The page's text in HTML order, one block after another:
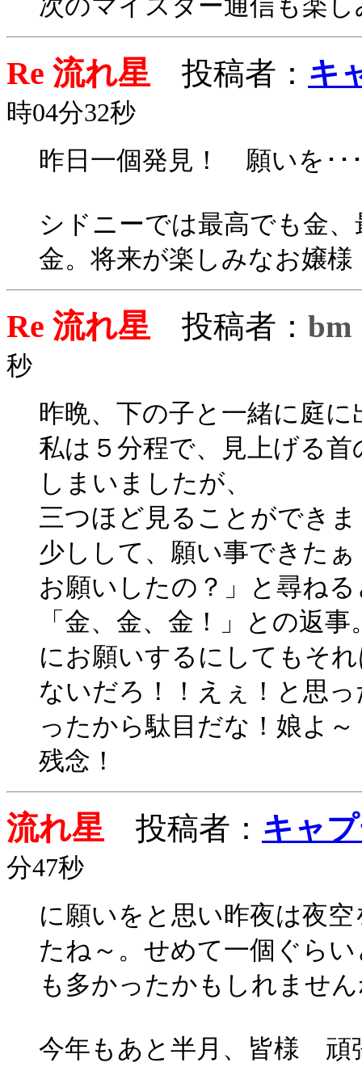
Re 流れ星 投稿者： キ
時04分32秒
昨日一個発見！ 願い
シドニーでは最高でも金
金。将来が楽しみなお嬢様
Re 流れ星 投稿者： bm
秒
昨晩、下の子と一緒に庭
私は５分程で、見上げる
しまいましたが、
三つほど見ることができ
少しして、願い事できた
お願いしたの？」と尋ねる
「金、金、金！」との返
にお願いするにしてもそ
ないだろ！！えぇ！と思
ったから駄目だな！娘よ～
残念！
流れ星 投稿者： キャ
分47秒
に願いをと思い昨夜は夜
たね～。せめて一個ぐら
も多かったかもしれませ
今年もあと半月、皆様 頑